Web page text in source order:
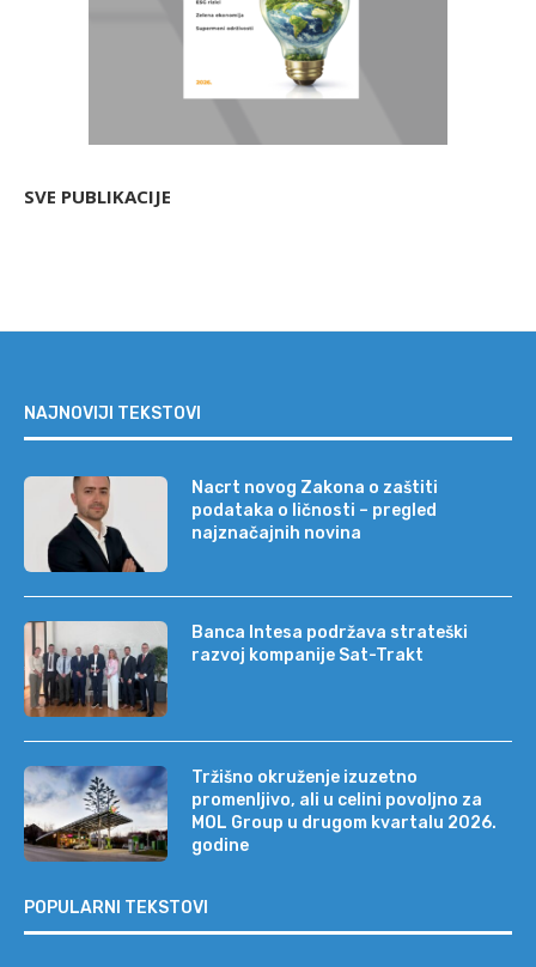
SVE PUBLIKACIJE
NAJNOVIJI TEKSTOVI
Nacrt novog Zakona o zaštiti
podataka o ličnosti – pregled
najznačajnih novina
Banca Intesa podržava strateški
razvoj kompanije Sat-Trakt
Tržišno okruženje izuzetno
promenljivo, ali u celini povoljno za
MOL Group u drugom kvartalu 2026.
godine
POPULARNI TEKSTOVI